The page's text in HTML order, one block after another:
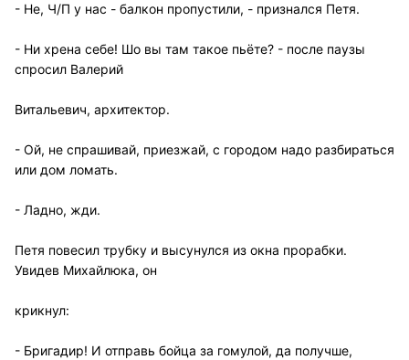
- Не, Ч/П у нас - балкон пропустили, - признался Петя.
- Ни хрена себе! Шо вы там такое пьёте? - после паузы
спросил Валерий
Витальевич, архитектор.
- Ой, не спрашивай, приезжай, с городом надо разбираться
или дом ломать.
- Ладно, жди.
Петя повесил трубку и высунулся из окна прорабки.
Увидев Михайлюка, он
крикнул:
- Бригадир! И отправь бойца за гомулой, да получше,